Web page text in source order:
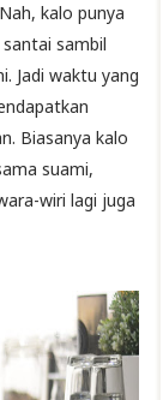
kalo punya
sambil
Jadi waktu yang
Biasanya kalo
suami,
wiri lagi juga